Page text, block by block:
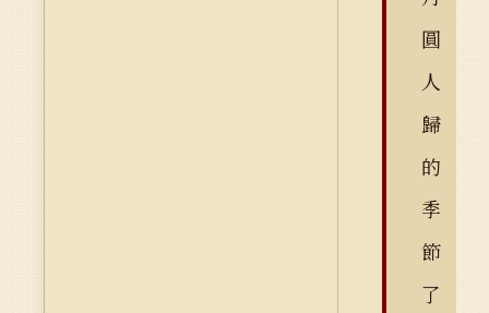
圓
人
歸
的
季
節
了